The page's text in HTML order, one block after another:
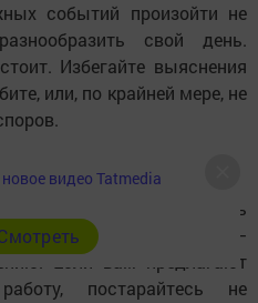
событий произойти не
свой день.
Избегайте выяснения
или, по крайней мере, не
реально оценить
предложения —
Если вам предлагают
постарайтесь не
видео Tatmedia